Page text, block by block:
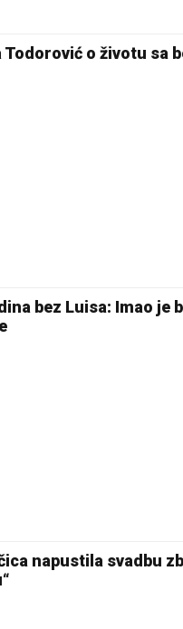
Todorović o životu sa
bez Luisa: Imao je
napustila svadbu